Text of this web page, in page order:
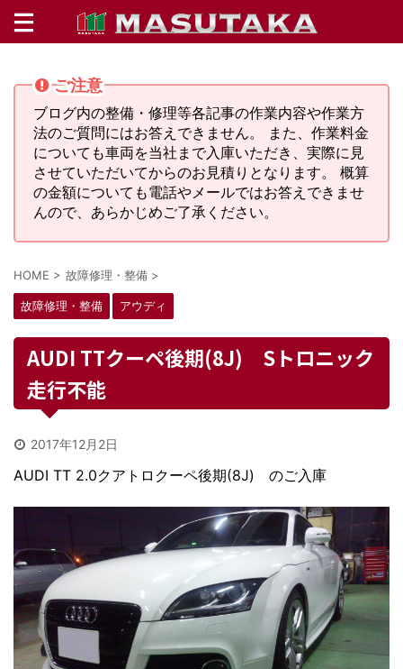
ご注意
ブログ内の整備・修理等各記事の作業内容や作業方
法のご質問にはお答えできません。 また、作業料金
についても車両を当社まで入庫いただき、実際に見
させていただいてからのお見積りとなります。 概算
の金額についても電話やメールではお答えできませ
んので、あらかじめご了承ください。
HOME > 故障修理・整備 >
故障修理・整備 アウディ
AUDI TTクーペ後期(8J) Sトロニック
走行不能
2017年12月2日
AUDI TT 2.0クアトロクーペ後期(8J) のご入庫